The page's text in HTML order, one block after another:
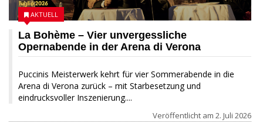
La Bohème – Vier unvergessliche
Opernabende in der Arena di Verona
Puccinis Meisterwerk kehrt für vier Sommerabende in die
Arena di Verona zurück – mit Starbesetzung und
eindrucksvoller Inszenierung....
AKTUELL
Veröffentlicht am 2. Juli 2026